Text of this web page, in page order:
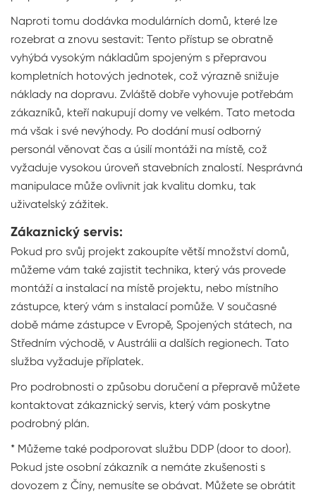
Naproti tomu dodávka modulárních domů, které lze
rozebrat a znovu sestavit: Tento přístup se obratně
vyhýbá vysokým nákladům spojeným s přepravou
kompletních hotových jednotek, což výrazně snižuje
náklady na dopravu. Zvláště dobře vyhovuje potřebám
zákazníků, kteří nakupují domy ve velkém. Tato metoda
má však i své nevýhody. Po dodání musí odborný
personál věnovat čas a úsilí montáži na místě, což
vyžaduje vysokou úroveň stavebních znalostí. Nesprávná
manipulace může ovlivnit jak kvalitu domku, tak
uživatelský zážitek.
Zákaznický servis:
Pokud pro svůj projekt zakoupíte větší množství domů,
můžeme vám také zajistit technika, který vás provede
montáží a instalací na místě projektu, nebo místního
zástupce, který vám s instalací pomůže. V současné
době máme zástupce v Evropě, Spojených státech, na
Středním východě, v Austrálii a dalších regionech. Tato
služba vyžaduje příplatek.
Pro podrobnosti o způsobu doručení a přepravě můžete
kontaktovat zákaznický servis, který vám poskytne
podrobný plán.
* Můžeme také podporovat službu DDP (door to door).
Pokud jste osobní zákazník a nemáte zkušenosti s
dovozem z Číny, nemusíte se obávat. Můžete se obrátit